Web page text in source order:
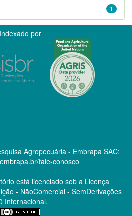
1
Indexado por
Agropecuária - Embrapa SAC:
fale-conosco
está licenciado sob a Licença
- NãoComercial - SemDerivações
Internacional.